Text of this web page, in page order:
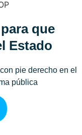
que
Estado
pie derecho en el
pública